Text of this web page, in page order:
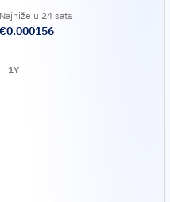
Najniže u 24 sata
€0.000156
1Y